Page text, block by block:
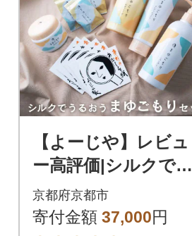
【よーじや】レビュ
ー高評価|シルクでう
るおう《まゆごも
り》セット|京都 コス
京都府京都市
寄付金額 37,000円